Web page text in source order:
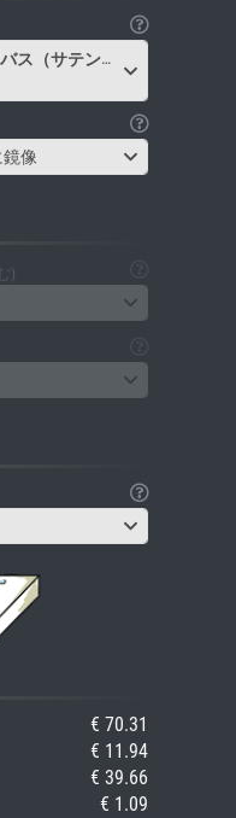
ス（サテン）
像
)
€ 70.31
€ 11.94
€ 39.66
€ 1.09